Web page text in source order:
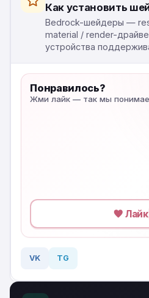
Как установить
Bedrock-шейдеры —
material / render-
устройства
Понравилось?
Жми лайк — так мы
Лайк
VK TG